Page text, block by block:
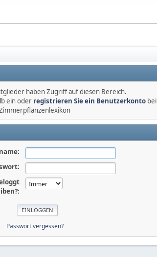
haben Zugriff auf diesen Bereich.
ein oder registrieren Sie ein Benutzerkontobei
Passwort vergessen?